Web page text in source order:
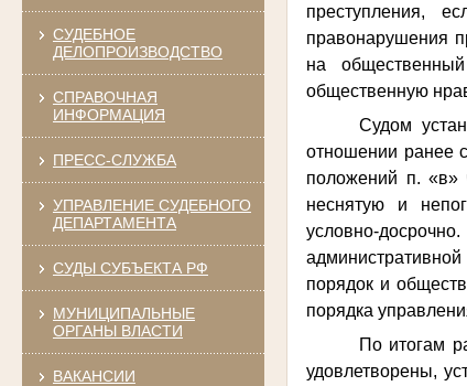
СУДЕБНОЕ
ДЕЛОПРОИЗВОДСТВО
СПРАВОЧНАЯ
ИНФОРМАЦИЯ
ПРЕСС-СЛУЖБА
УПРАВЛЕНИЕ СУДЕБНОГО
ДЕПАРТАМЕНТА
СУДЫ СУБЪЕКТА РФ
МУНИЦИПАЛЬНЫЕ
ОРГАНЫ ВЛАСТИ
ВАКАНСИИ
преступления,
правонарушения
на
общественную
Судом
отношении ранее
положений п.
неснятую и
условно-
порядок и
порядка
По итогам
удовлетворены,